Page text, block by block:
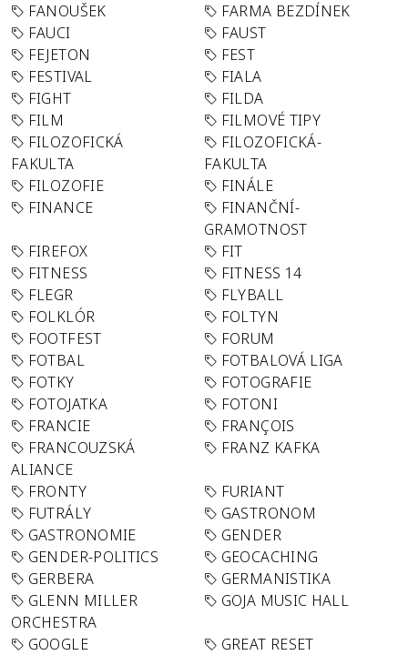
FANOUŠEK
FARMA BEZDÍNEK
FAUCI
FAUST
FEJETON
FEST
FESTIVAL
FIALA
FIGHT
FILDA
FILM
FILMOVÉ TIPY
FILOZOFICKÁ
FAKULTA
FILOZOFICKÁ-
FAKULTA
FILOZOFIE
FINÁLE
FINANCE
FINANČNÍ-
GRAMOTNOST
FIREFOX
FIT
FITNESS
FITNESS 14
FLEGR
FLYBALL
FOLKLÓR
FOLTYN
FOOTFEST
FORUM
FOTBAL
FOTBALOVÁ LIGA
FOTKY
FOTOGRAFIE
FOTOJATKA
FOTONI
FRANCIE
FRANÇOIS
FRANCOUZSKÁ
ALIANCE
FRANZ KAFKA
FRONTY
FURIANT
FUTRÁLY
GASTRONOM
GASTRONOMIE
GENDER
GENDER-POLITICS
GEOCACHING
GERBERA
GERMANISTIKA
GLENN MILLER
ORCHESTRA
GOJA MUSIC HALL
GOOGLE
GREAT RESET